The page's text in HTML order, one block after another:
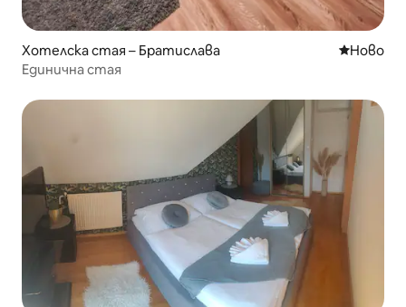
Хотелска стая – Братислава Ново
Ново
Единична стая